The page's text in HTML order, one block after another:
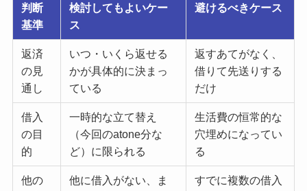
判断
基準
検討してもよいケー
ス
避けるべきケース
返済
の見
通し
いつ・いくら返せる
かが具体的に決まっ
ている
返すあてがなく、
借りて先送りする
だけ
借入
の目
的
一時的な立て替え
（今回のatone分な
ど）に限られる
生活費の恒常的な
穴埋めになってい
る
他の
他に借入がない、ま
すでに複数の借入